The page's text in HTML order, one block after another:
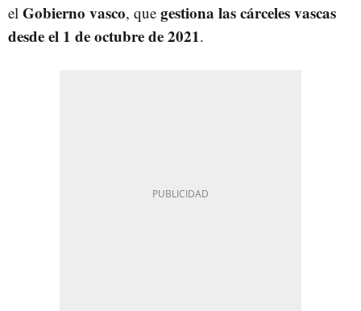
el Gobierno vasco, que gestiona las cárceles vascas
desde el 1 de octubre de 2021.